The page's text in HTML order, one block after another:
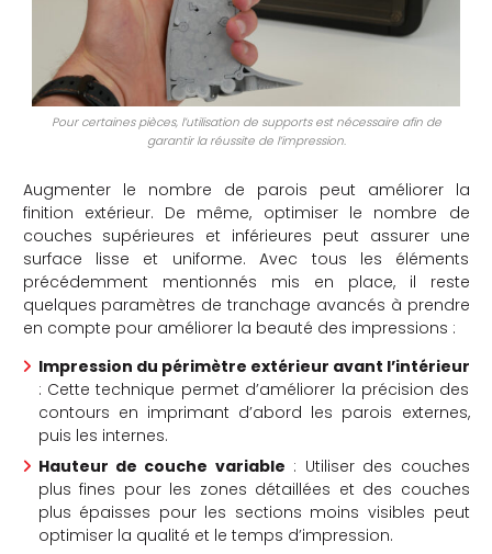
Pour certaines pièces, l’utilisation de supports est nécessaire afin de
garantir la réussite de l’impression.
Augmenter le nombre de parois peut améliorer la
finition extérieur. De même, optimiser le nombre de
couches supérieures et inférieures peut assurer une
surface lisse et uniforme. Avec tous les éléments
précédemment mentionnés mis en place, il reste
quelques paramètres de tranchage avancés à prendre
en compte pour améliorer la beauté des impressions :
Impression du périmètre extérieur avant l’intérieur
: Cette technique permet d’améliorer la précision des
contours en imprimant d’abord les parois externes,
puis les internes.
Hauteur de couche variable : Utiliser des couches
plus fines pour les zones détaillées et des couches
plus épaisses pour les sections moins visibles peut
optimiser la qualité et le temps d’impression.